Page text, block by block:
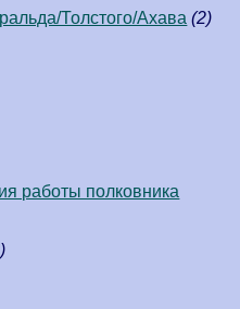
Толстого/Ахава (2)
работы полковника